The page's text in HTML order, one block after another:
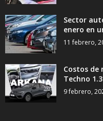
Sector
enero en
11 febrero,
Costos de
Techno
9 febrero,